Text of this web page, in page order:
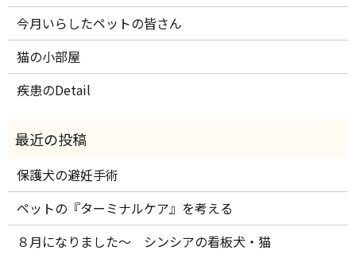
今月いらしたペットの皆さん
猫の小部屋
疾患のDetail
保護犬の避妊手術
ペットの『ターミナルケア』を考える
８月になりました～ シンシアの看板犬・猫